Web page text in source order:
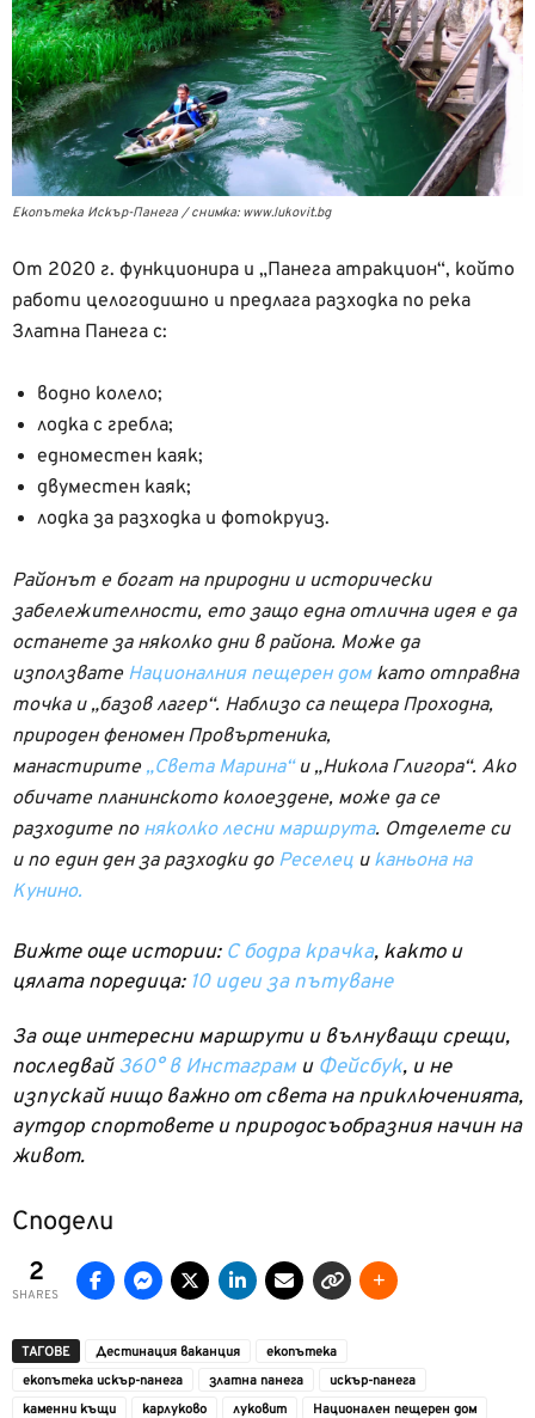
Екопътека Искър-Панега / снимка: www.lukovit.bg
От 2020 г. функционира и „Панега атракцион“, който
работи целогодишно и предлага разходка по река
Златна Панега с:
водно колело;
лодка с гребла;
едноместен каяк;
двуместен каяк;
лодка за разходка и фотокруиз.
Районът е богат на природни и исторически
забележителности, ето защо една отлична идея е да
останете за няколко дни в района. Може да
използвате Националния пещерен домкато отправна
точка и „базов лагер“. Наблизо са пещера Проходна,
природен феномен Провъртеника,
манастирите„Света Марина“и „Никола Глигора“. Ако
обичате планинското колоездене, може да се
разходите по няколко лесни маршрута. Отделете си
и по един ден за разходки до Реселец и каньона на
Кунино.
Вижте още истории: С бодра крачка, както и
цялата поредица: 10 идеи за пътуване
За още интересни маршрути и вълнуващи срещи,
последвай360° в Инстаграм и Фейсбук, и не
изпускай нищо важно от света на приключенията,
аутдор спортовете и природосъобразния начин на
живот.
Сподели
2
SHARES
ТАГОВЕ Дестинация ваканция
екопътека
екопътека искър-панега
златна панега
искър-панега
каменни къщи
карлуково луковит Национален пещерен дом